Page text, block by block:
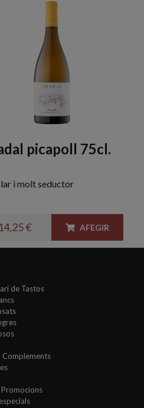
picapoll 75cl.
i molt seductor
€ AFEGIR
de Tastos
Complements
Promocions